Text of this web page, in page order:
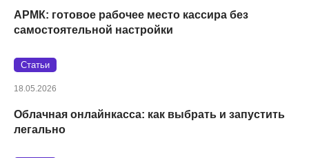
АРМК: готовое рабочее место кассира без
самостоятельной настройки
Статьи
18.05.2026
Облачная онлайнкасса: как выбрать и запустить
легально